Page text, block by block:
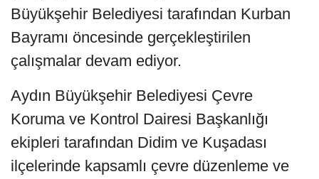
Büyükşehir Belediyesi tarafından Kurban
Bayramı öncesinde gerçekleştirilen
çalışmalar devam ediyor.
Aydın Büyükşehir Belediyesi Çevre
Koruma ve Kontrol Dairesi Başkanlığı
ekipleri tarafından Didim ve Kuşadası
ilçelerinde kapsamlı çevre düzenleme ve